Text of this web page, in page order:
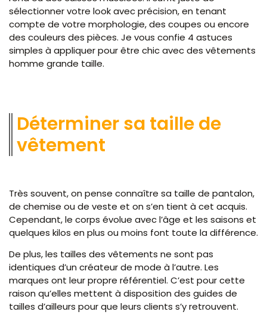
sélectionner votre look avec précision, en tenant
compte de votre morphologie, des coupes ou encore
des couleurs des pièces. Je vous confie 4 astuces
simples à appliquer pour être chic avec des vêtements
homme grande taille.
Déterminer sa taille de
vêtement
Très souvent, on pense connaître sa taille de pantalon,
de chemise ou de veste et on s’en tient à cet acquis.
Cependant, le corps évolue avec l’âge et les saisons et
quelques kilos en plus ou moins font toute la différence.
De plus, les tailles des vêtements ne sont pas
identiques d’un créateur de mode à l’autre. Les
marques ont leur propre référentiel. C’est pour cette
raison qu’elles mettent à disposition des guides de
tailles d’ailleurs pour que leurs clients s’y retrouvent.